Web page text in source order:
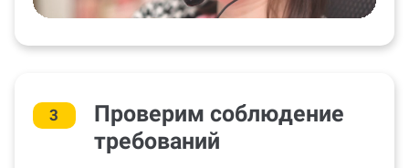
3
Проверим соблюдение
требований